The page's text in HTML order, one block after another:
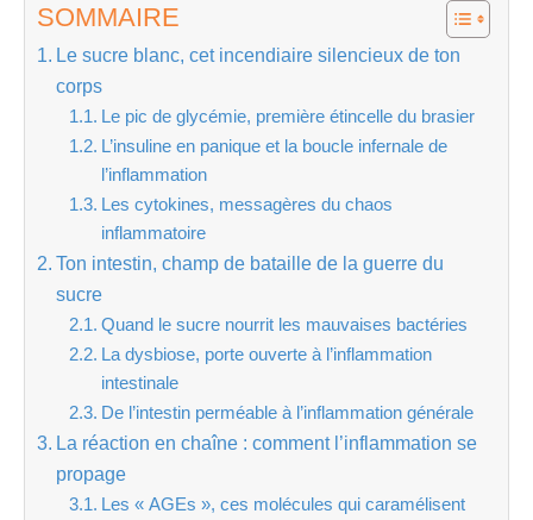
SOMMAIRE
Le sucre blanc, cet incendiaire silencieux de ton
corps
Le pic de glycémie, première étincelle du brasier
L’insuline en panique et la boucle infernale de
l’inflammation
Les cytokines, messagères du chaos
inflammatoire
Ton intestin, champ de bataille de la guerre du
sucre
Quand le sucre nourrit les mauvaises bactéries
La dysbiose, porte ouverte à l’inflammation
intestinale
De l’intestin perméable à l’inflammation générale
La réaction en chaîne : comment l’inflammation se
propage
Les « AGEs », ces molécules qui caramélisent